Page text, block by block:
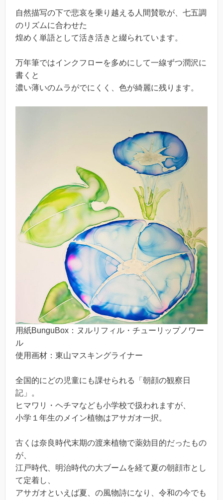
自然描写の下で悲哀を乗り越える人間賛歌が、七五調
のリズムに合わせた
煌めく単語として活き活きと綴られています。
万年筆ではインクフローを多めにして一線ずつ潤沢に
書くと
濃い薄いのムラがでにくく、色が綺麗に残ります。
用紙BunguBox：ヌルリフィル・チューリップノワー
ル
使用画材：東山マスキングライナー
全国的にどの児童にも課せられる「朝顔の観察日
記」。
ヒマワリ・ヘチマなども小学校で扱われますが、
小学１年生のメイン植物はアサガオ一択。
古くは奈良時代末期の渡来植物で薬効目的だったもの
が、
江戸時代、明治時代の大ブームを経て夏の朝顔市とし
て定着し、
アサガオといえば夏、の風物詩になり、令和の今でも